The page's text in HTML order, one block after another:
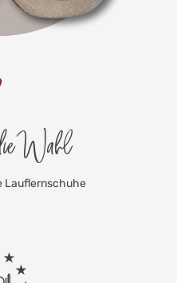
Wahl
Lauflernschuhe